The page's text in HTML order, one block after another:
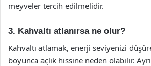
meyveler tercih edilmelidir.
3. Kahvaltı atlanırsa ne olur?
Kahvaltı atlamak, enerji seviyenizi
boyunca açlık hissine neden olabilir.